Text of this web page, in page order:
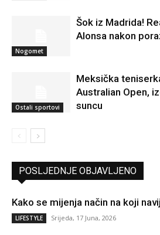
Nogomet
Šok iz Madrida!
Alonsa nakon
Ostali sportovi
Meksička
Australian Open,
suncu
POSLJEDNJE OBJAVLJENO
Kako se mijenja način na koji
LIFESTYLE Srijeda, 17 Juna, 2026